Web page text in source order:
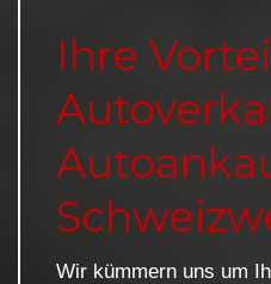
Ihre
Wir kümmern uns um